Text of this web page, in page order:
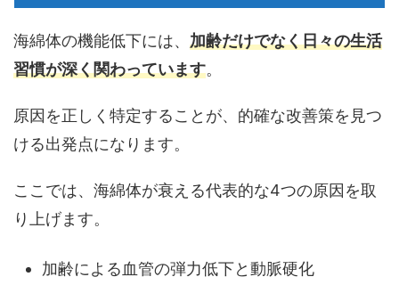
海綿体の機能低下には、 加齢だけでなく日々の生活
習慣が深く関わっています。
原因を正しく特定することが、的確な改善策を見つ
ける出発点になります。
ここでは、海綿体が衰える代表的な4つの原因を取
り上げます。
加齢による血管の弾力低下と動脈硬化